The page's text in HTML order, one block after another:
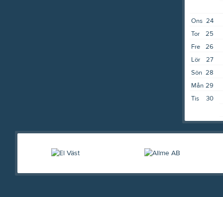
24
Ons
25
Tor
26
Fre
27
Lör
28
Sön
29
Mån
30
Tis